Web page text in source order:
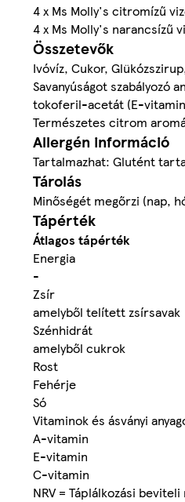
4 x Ms Molly's citromízű
4 x Ms Molly's narancsízű
Összetevők
Ivóvíz, Cukor,
Savanyúságot
tokoferil-acetát (E-
Természetes citrom
Allergén információ
Tartalmazhat: Glutént
Tárolás
Minőségét megőrzi (nap,
Tápérték
Átlagos tápérték
Energia
-
Zsír
amelyből telített zsírsavak
Szénhidrát
amelyből cukrok
Rost
Fehérje
Só
Vitaminok és ásványi
A-vitamin
E-vitamin
C-vitamin
NRV = Táplálkozási